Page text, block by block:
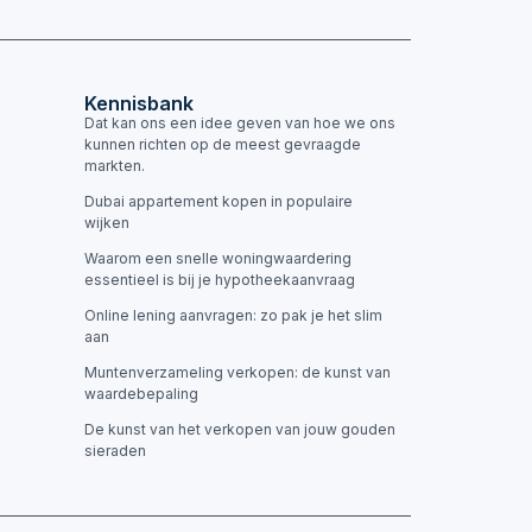
Kennisbank
Dat kan ons een idee geven van hoe we ons
kunnen richten op de meest gevraagde
markten.
Dubai appartement kopen in populaire
wijken
Waarom een snelle woningwaardering
essentieel is bij je hypotheekaanvraag
Online lening aanvragen: zo pak je het slim
aan
Muntenverzameling verkopen: de kunst van
waardebepaling
De kunst van het verkopen van jouw gouden
sieraden